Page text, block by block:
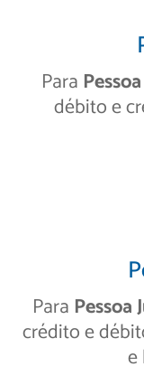
Para
débito e
Para Pessoa
crédito e
e